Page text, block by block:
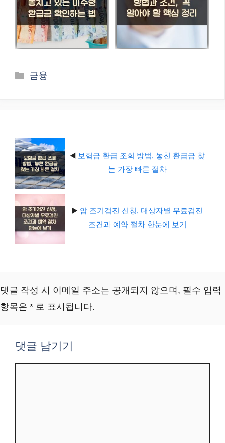
카
금융
◀️ 보험금 환급 조회 방법, 놓친 환급금 찾
는 가장 빠른 절차
▶️ 암 조기검진 신청, 대상자별 무료검진
조건과 예약 절차 한눈에 보기
댓글 작성 시 이메일 주소는 공개되지 않으며, 필수 입력
항목은 * 로 표시됩니다.
댓글 남기기